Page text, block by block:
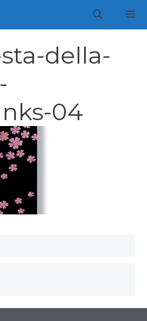
della-
04